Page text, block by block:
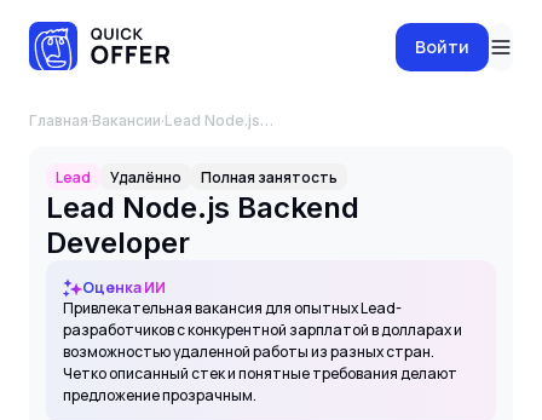
Войти
Главная·Вакансии· Lead Node.js Backend Developer
Lead Удалённо Полная занятость
Lead Node.js Backend
Developer
Оценка ИИ
Привлекательная вакансия для опытных Lead-
разработчиков с конкурентной зарплатой в долларах и
возможностью удаленной работы из разных стран.
Четко описанный стек и понятные требования делают
предложение прозрачным.